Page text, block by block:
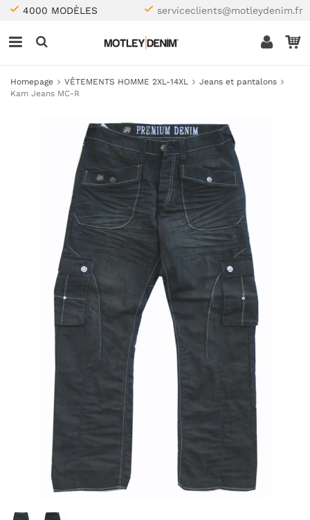
4000 MODÈLES serviceclients@motleydenim.fr
Homepage VÊTEMENTS HOMME 2XL-14XL
Jeans et pantalons
Kam Jeans MC-R